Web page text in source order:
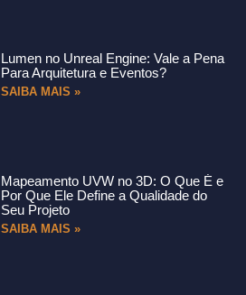
Lumen no Unreal Engine: Vale a Pena
Para Arquitetura e Eventos?
SAIBA MAIS »
Mapeamento UVW no 3D: O Que É e
Por Que Ele Define a Qualidade do
Seu Projeto
SAIBA MAIS »